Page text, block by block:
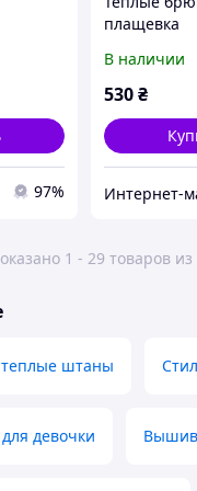
97%
плащевка
мальчика
128
В наличии
530₴
1 - 29 товаров из
теплые штаны
девочки